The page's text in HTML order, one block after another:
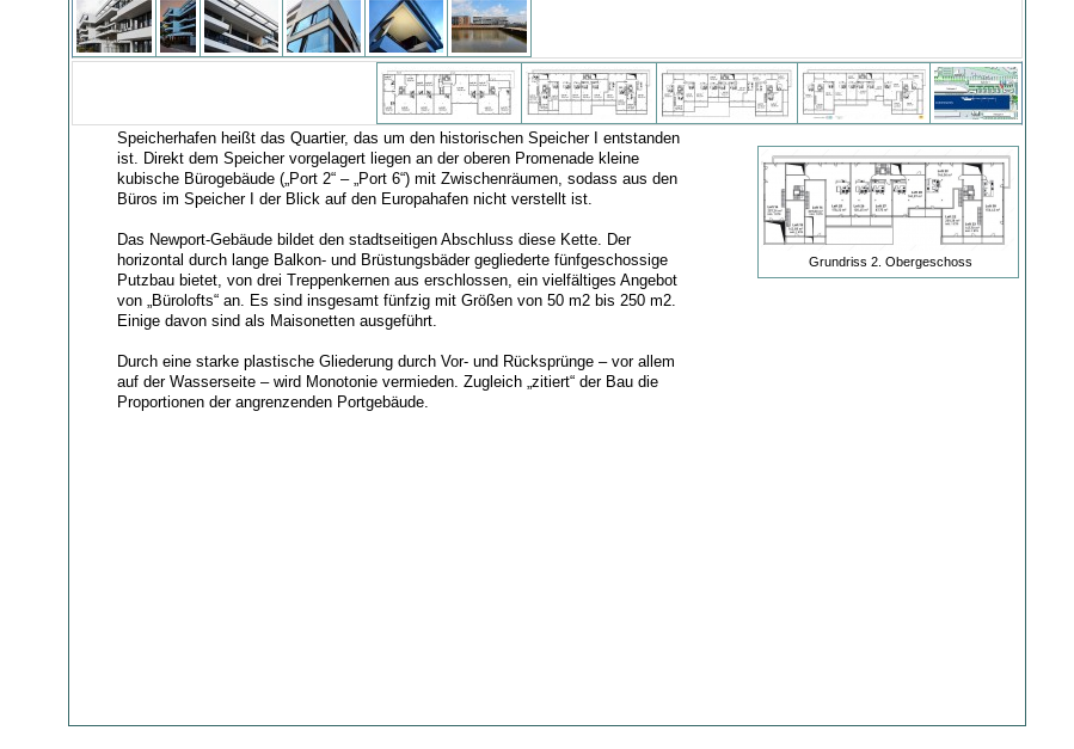
Grundriss 2. Obergeschoss
Speicherhafen heißt das Quartier, das um den historischen Speicher I entstanden
ist. Direkt dem Speicher vorgelagert liegen an der oberen Promenade kleine
kubische Bürogebäude („Port 2“ – „Port 6“) mit Zwischenräumen, sodass aus den
Büros im Speicher I der Blick auf den Europahafen nicht verstellt ist.
Das Newport-Gebäude bildet den stadtseitigen Abschluss diese Kette. Der
horizontal durch lange Balkon- und Brüstungsbäder gegliederte fünfgeschossige
Putzbau bietet, von drei Treppenkernen aus erschlossen, ein vielfältiges Angebot
von „Bürolofts“ an. Es sind insgesamt fünfzig mit Größen von 50 m2 bis 250 m2.
Einige davon sind als Maisonetten ausgeführt.
Durch eine starke plastische Gliederung durch Vor- und Rücksprünge – vor allem
auf der Wasserseite – wird Monotonie vermieden. Zugleich „zitiert“ der Bau die
Proportionen der angrenzenden Portgebäude.